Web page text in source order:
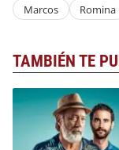
Marcos Romina
TAMBIÉN TE